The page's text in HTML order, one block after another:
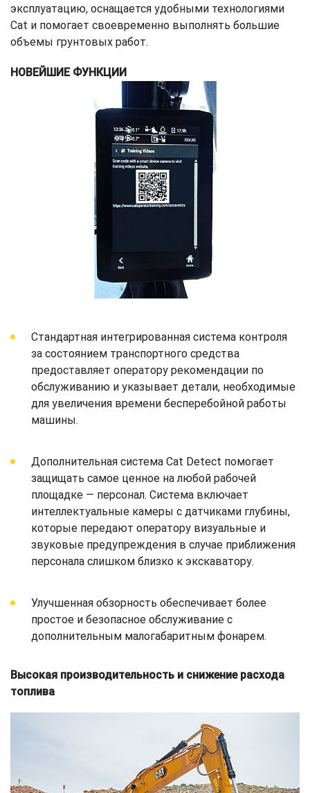
эксплуатацию, оснащается удобными технологиями
Cat и помогает своевременно выполнять большие
объемы грунтовых работ.
НОВЕЙШИЕ ФУНКЦИИ
Стандартная интегрированная система контроля
за состоянием транспортного средства
предоставляет оператору рекомендации по
обслуживанию и указывает детали, необходимые
для увеличения времени бесперебойной работы
машины.
Дополнительная система Cat Detect помогает
защищать самое ценное на любой рабочей
площадке — персонал. Система включает
интеллектуальные камеры с датчиками глубины,
которые передают оператору визуальные и
звуковые предупреждения в случае приближения
персонала слишком близко к экскаватору.
Улучшенная обзорность обеспечивает более
простое и безопасное обслуживание с
дополнительным малогабаритным фонарем.
Высокая производительность и снижение расхода
топлива